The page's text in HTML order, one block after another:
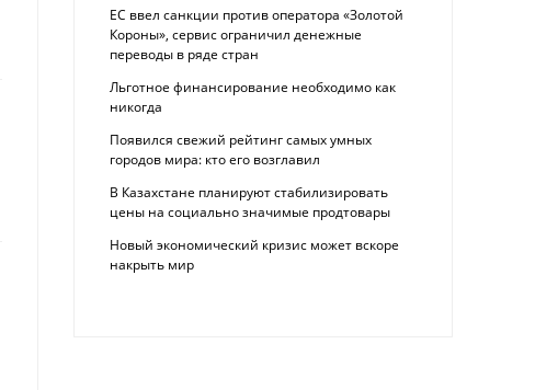
ЕС ввел санкции против оператора «Золотой
Короны», сервис ограничил денежные
переводы в ряде стран
Льготное финансирование необходимо как
никогда
Появился свежий рейтинг самых умных
городов мира: кто его возглавил
В Казахстане планируют стабилизировать
цены на социально значимые продтовары
Новый экономический кризис может вскоре
накрыть мир